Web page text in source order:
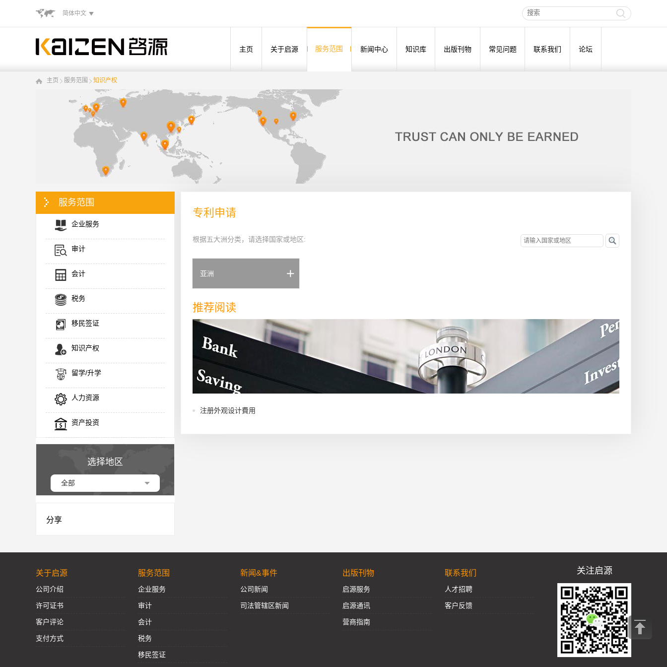
简体中文
主页 关于启源 服务范围 新闻中心 知识库 出版刊物 常见问题 联系我们 论坛
主页 服务范围 知识产权
专利申请
根据五大洲分类，请选择国家或地区:
亚洲
推荐阅读
注册外观设计費用
服务范围
企业服务
审计
会计
税务
移民签证
知识产权
留学/升学
人力资源
资产投资
选择地区
全部
分享
关于启源
公司介绍
许可证书
客户评论
支付方式
服务范围
企业服务
审计
会计
税务
移民签证
新闻&事件
公司新闻
司法管辖区新闻
出版刊物
启源服务
启源通讯
营商指南
联系我们
人才招聘
客户反馈
关注启源